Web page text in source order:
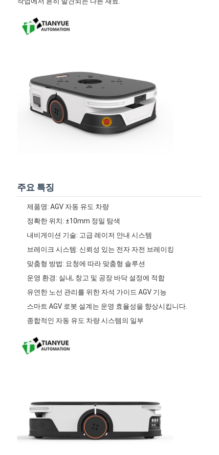
동영상
공장 투어
품질 관리
연락처
모든 케이스
AGV 자동 유도 차량
주요 특징
제품명: AGV 자동 유도 차량
정확한 위치: ±10mm 정밀 탐색
내비게이션 기술: 고급 레이저 안내 시스템
브레이크 시스템: 신뢰성 있는 전자 자전 브레이킹
맞춤형 방법: 요청에 따라 맞춤형 솔루션
운영 환경: 실내, 창고 및 공장 바닥 설정에 적합
유연한 노선 관리를 위한 자석 가이드 AGV 기능
스마트 AGV 로봇 설계는 운영 효율성을 향상시킵니다.
종합적인 자동 유도 차량 시스템의 일부